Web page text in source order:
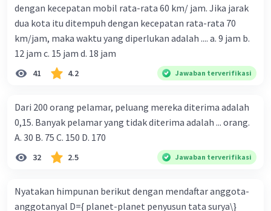
dengan kecepatan mobil rata-rata 60 km/ jam. Jika jarak
dua kota itu ditempuh dengan kecepatan rata-rata 70
km/jam, maka waktu yang diperlukan adalah .... a. 9 jam b.
12 jam c. 15 jam d. 18 jam
41 4.2 Jawaban terverifikasi
Dari 200 orang pelamar, peluang mereka diterima adalah
0,15. Banyak pelamar yang tidak diterima adalah ... orang.
A. 30 B. 75 C. 150 D. 170
32 2.5 Jawaban terverifikasi
Nyatakan himpunan berikut dengan mendaftar anggota-
anggotanyal D={ planet-planet penyusun tata surya\}